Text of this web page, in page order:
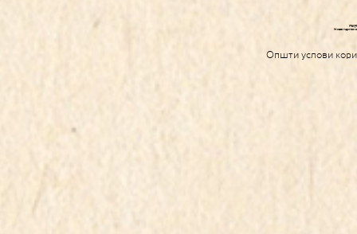
Општи услови